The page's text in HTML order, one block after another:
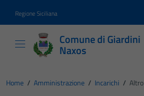
Regione Siciliana
Comune di Giardini
Naxos
Home / Amministrazione / Incarichi / Altro